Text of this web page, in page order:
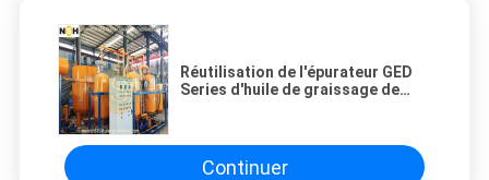
Réutilisation de l'épurateur GED
Series d'huile de graissage de
Continuer